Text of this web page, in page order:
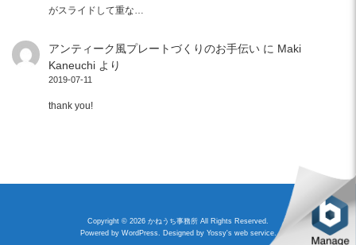
がスライドして重な…
アンティーク風プレートづくりのお手伝いに Maki
Kaneuchiより
2019-07-11
thank you!
Copyright © 2026 かねうち事務所 All Rights Reserved.
Powered by WordPress. Designed by Yossy's web service.